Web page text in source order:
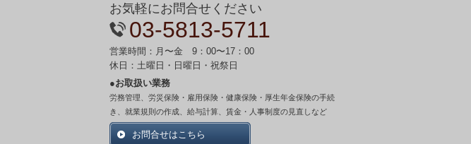
お気軽にお問合せください
03-5813-5711
営業時間：月〜金 9：00〜17：00
休日：土曜日・日曜日・祝祭日
●お取扱い業務
労務管理、労災保険・雇用保険・健康保険・厚生年金保険の手続
き、就業規則の作成、給与計算、賃金・人事制度の見直しなど
お問合せはこちら